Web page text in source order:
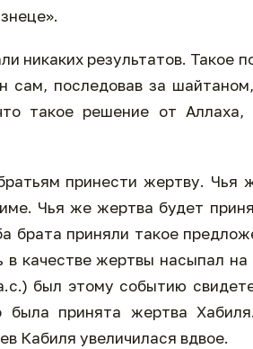
никаких результатов. Такое
сам, последовав за
такое решение от
принести жертву. Чья
Чья же жертва будет
брата приняли такое
качестве жертвы насыпал на
был этому событию
принята жертва
Кабиля увеличилася вдвое.